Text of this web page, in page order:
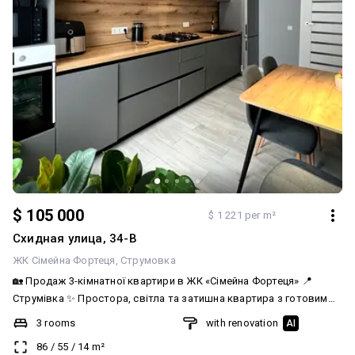
щоб отримати додаткову інформацію та домовитися про
перегляд.
$ 105 000 $ 1 221 per m²
Схидная улица, 34-В
ЖК Сімейна Фортеця Струмовка
🏡 Продаж 3-кімнатної квартири в ЖК «Сімейна Фортеця» 📍
Струмівка ✨ Простора, світла та затишна квартира з готовим
сучасним ремонтом, у яку можна заїхати одразу після покупки —
Автономне газове опалення ✔️ Окремі роздільні кімнати ✔️
3 rooms
86 / 55 / 14m²
with renovation AI